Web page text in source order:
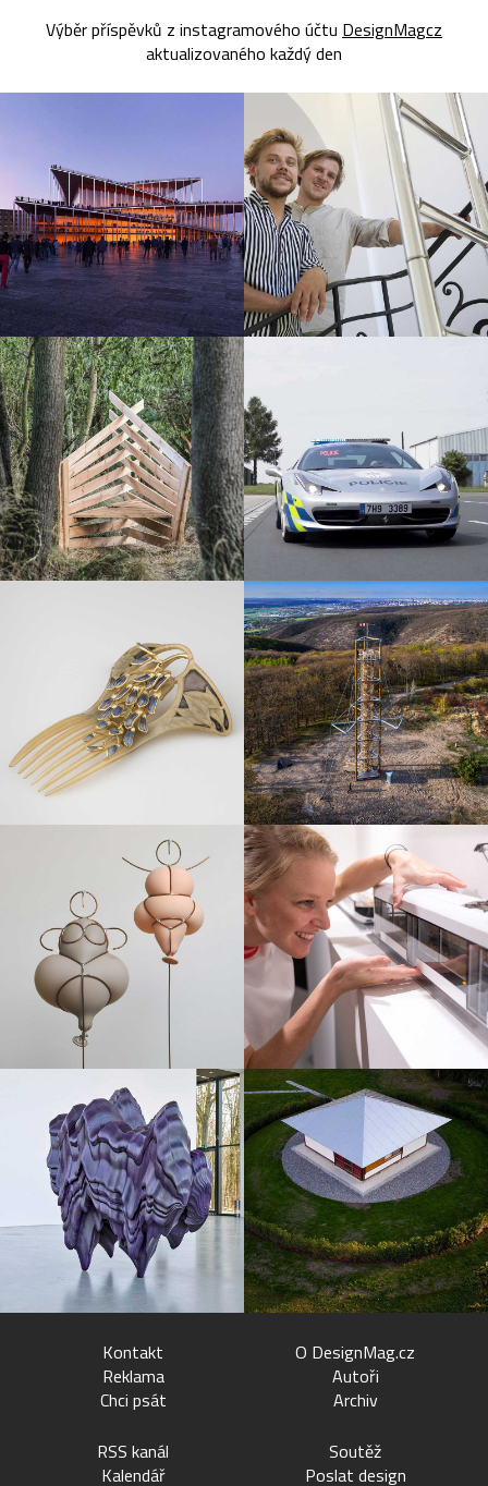
Výběr příspěvků z instagramového účtu DesignMagcz
aktualizovaného každý den
Kontakt
Reklama
Chci psát
O DesignMag.cz
Autoři
Archiv
RSS kanál
Kalendář
Soutěž
Poslat design